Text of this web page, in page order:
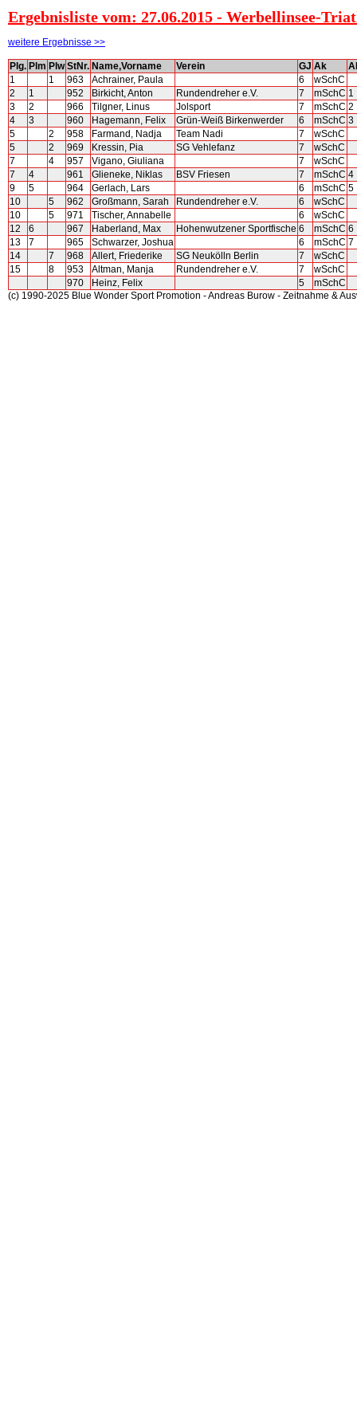
Ergebnisliste vom: 27.06.2015 - Werbellinsee-
weitere Ergebnisse >>
Plg. Plm Plw StNr. Name,Vorname Verein GJ Ak
1
1 963 Achrainer, Paula 6
wSchC
2
1 952 Birkicht, Anton Rundendreher e.V. 7 mSchC 1
3
2 966 Tilgner, Linus Jolsport 7 mSchC 2
4
3 960 Hagemann, Felix Grün-Weiß Birkenwerder 6 mSchC 3
5
2 958 Farmand, Nadja Team Nadi 7
wSchC
5
2 969 Kressin, Pia SG Vehlefanz 7
wSchC
7
4 957 Vigano, Giuliana 7
wSchC
7
4 961 Glieneke, Niklas BSV Friesen 7 mSchC 4
9
5 964 Gerlach, Lars 6 mSchC 5
10
5 962 Großmann, Sarah Rundendreher e.V. 6
wSchC
10
5 971 Tischer, Annabelle 6
wSchC
12
6 967 Haberland, Max Hohenwutzener Sportfische 6 mSchC 6
13
7 965 Schwarzer, Joshua 6 mSchC 7
14
7 968 Allert, Friederike SG Neukölln Berlin 7
wSchC
15
8 953 Altman, Manja Rundendreher e.V. 7
wSchC
970
Heinz, Felix 5
mSchC
(c) 1990-2025 Blue Wonder Sport Promotion - Andreas Burow - Zeitnahme &